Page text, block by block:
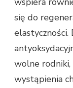
się do
elastyczności.
wolne rodniki,
wystąpienia